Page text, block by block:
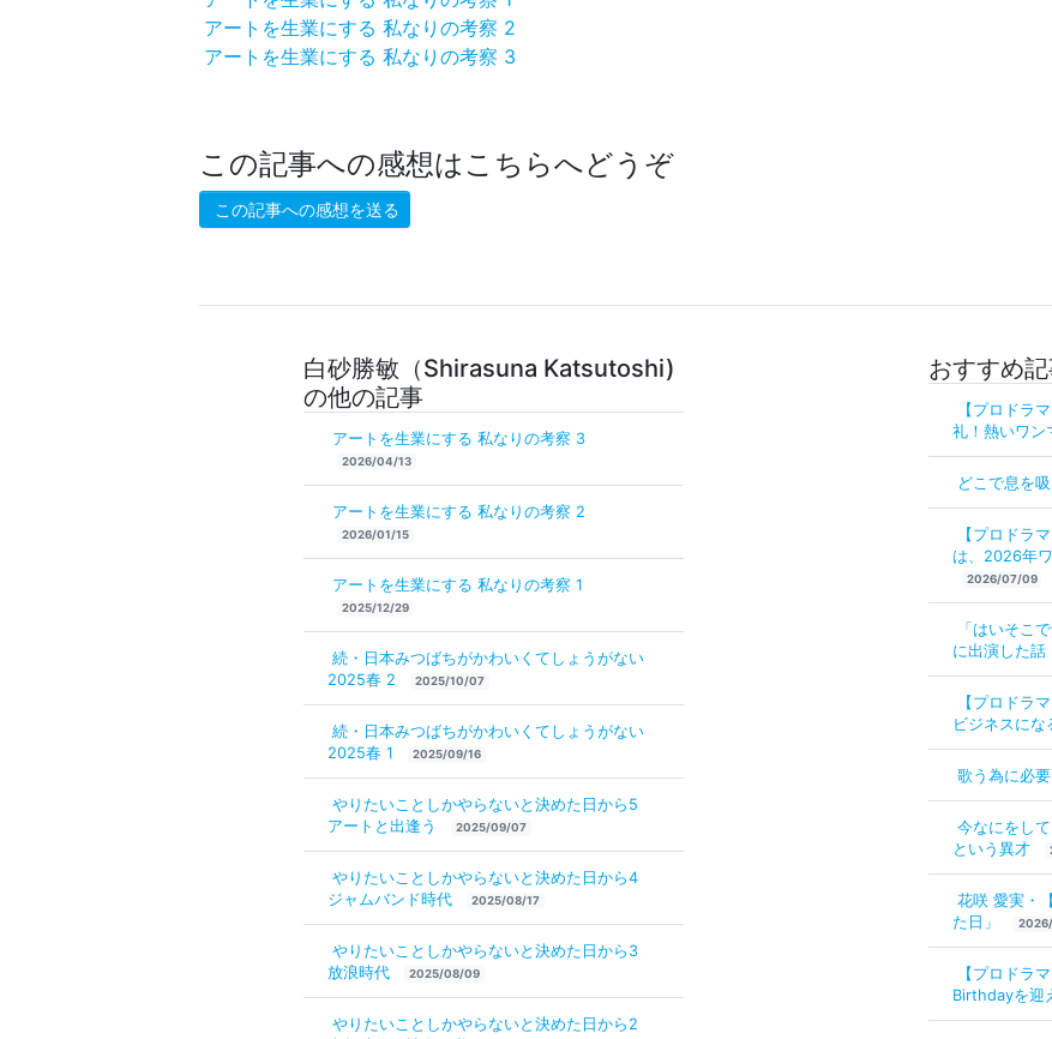
アートを生業にする 私なりの考察 2
アートを生業にする 私なりの考察 3
この記事への感想はこちらへどうぞ
この記事への感想を送る
白砂勝敏（Shirasuna Katsutoshi)
の他の記事
アートを生業にする 私なりの考察 3
2026/04/13
アートを生業にする 私なりの考察 2
2026/01/15
アートを生業にする 私なりの考察 1
2025/12/29
続・日本みつばちがかわいくてしょうがない
2025春 2
2025/10/07
続・日本みつばちがかわいくてしょうがない
2025春 1
2025/09/16
やりたいことしかやらないと決めた日から5
アートと出逢う
2025/09/07
やりたいことしかやらないと決めた日から4
ジャムバンド時代
2025/08/17
やりたいことしかやらないと決めた日から3
放浪時代
2025/08/09
やりたいことしかやらないと決めた日から2
おすすめ
【プロドラ
礼！熱いワン
どこで息を吸
【プロドラ
は、2026年
2026/07/09
「はいそこ
に出演した話
【プロドラ
ビジネスに
歌う為に必
今なにをし
という異才
花咲 愛実・
た日」
【プロドラ
Birthdayを迎